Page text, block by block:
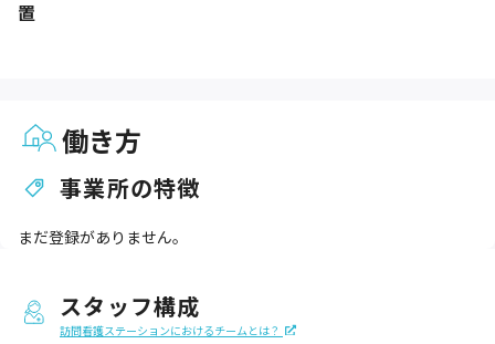
置
働き方
事業所の特徴
まだ登録がありません。
スタッフ構成
訪問看護ステーションにおけるチームとは？